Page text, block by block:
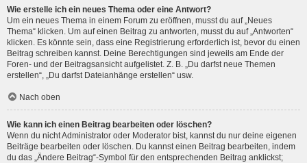
Wie erstelle ich ein neues Thema oder eine Antwort?
Um ein neues Thema in einem Forum zu eröffnen, musst du auf „Neues
Thema“ klicken. Um auf einen Beitrag zu antworten, musst du auf „Antworten“
klicken. Es könnte sein, dass eine Registrierung erforderlich ist, bevor du einen
Beitrag schreiben kannst. Deine Berechtigungen sind jeweils am Ende der
Foren- und der Beitragsansicht aufgelistet. Z. B. „Du darfst neue Themen
erstellen“, „Du darfst Dateianhänge erstellen“ usw.
Nach oben
Wie kann ich einen Beitrag bearbeiten oder löschen?
Wenn du nicht Administrator oder Moderator bist, kannst du nur deine eigenen
Beiträge bearbeiten oder löschen. Du kannst einen Beitrag bearbeiten, indem
du das „Ändere Beitrag“-Symbol für den entsprechenden Beitrag anklickst;